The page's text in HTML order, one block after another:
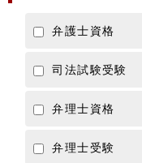
弁護士資格
司法試験受験
弁理士資格
弁理士受験